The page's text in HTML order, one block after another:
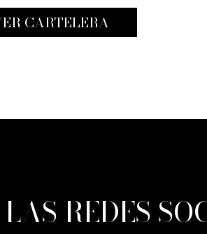
CARTELERA
REDES